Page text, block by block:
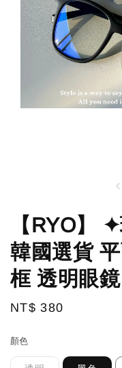
【RYO】
韓國選貨
框 透明眼
Regular
NT$ 380
顏色